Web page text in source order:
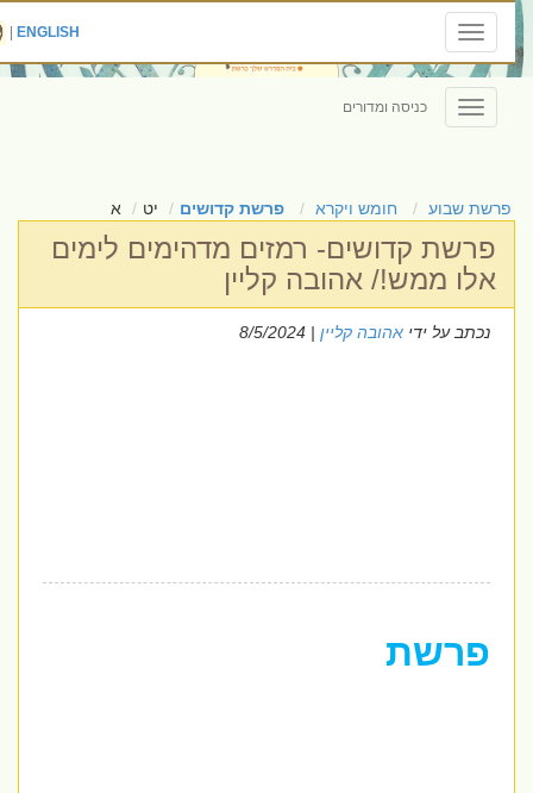
Toggle
navigation
ENGLISH
|
Toggle
navigation
כניסה ומדורים
פרשת שבוע חומש ויקרא פרשת קדושים יט א
פרשת קדושים- רמזים מדהימים לימים
אלו ממש!/ אהובה קליין
נכתב על ידיאהובה קליין| 8/5/2024
פרשת